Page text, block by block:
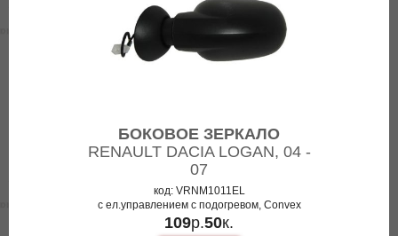
БОКОВОЕ ЗЕРКАЛО
RENAULT DACIA LOGAN, 04 -
07
код: VRNM1011EL
с ел.управлением с подогревом, Convex
109р.50к.